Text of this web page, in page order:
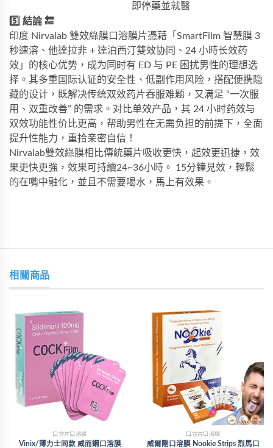
即停藥並就醫
5️⃣ 結論 🔚
印度 Nirvalab 雙效綠膜口溶膜片憑藉「SmartFilm 智慧膜 3
秒速溶、他達拉非 + 達泊西汀雙效协同、24 小時长效药
效」的核心优势，成为同时有 ED 与 PE 困扰男性的理想选
择。其多重国际认证的安全性、低副作用风险，搭配便携隐
藏的设计，既解决传统双效药片吞服难题，又满足 “一次服
用、双重改善” 的需求。对比单效产品，其 24 小时药效与
双效功能性价比更高，帮助男性在无需负担的前提下，全面
提升性能力，重拾亲密自信！
Nirvalab雙效綠膜相比傳統藥片吸收更快，起效更迅捷，效
果更快更強，效果可持續24~36小時。 15分鐘見效，輕鬆
的在嘴中融化，並且不需要喝水，馬上有效果。
相關商品
口含片口溶膜
Vinix/薄力士同款 威而鋼口溶膜
口含片口溶膜
威爾剛口溶膜 Nookie Strips 烈馬口